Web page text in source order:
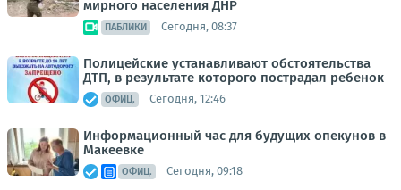
мирного населения ДНР
ПАБЛИКИ Сегодня, 08:37
Полицейские устанавливают обстоятельства
ДТП, в результате которого пострадал ребенок
ОФИЦ. Сегодня, 12:46
Информационный час для будущих опекунов в
Макеевке
ОФИЦ. Сегодня, 09:18